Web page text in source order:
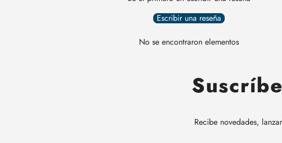
Escribir una reseña
No se encontraron elementos
Recibe novedades,